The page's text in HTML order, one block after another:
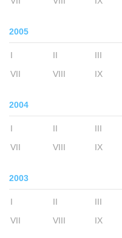
2005
I II III
VII
VIII IX
2004
I II III
VII
VIII IX
2003
I II III
VII
VIII IX